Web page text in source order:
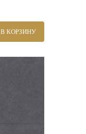
В КОРЗИНУ